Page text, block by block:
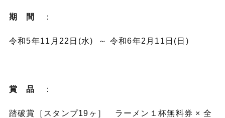
期 間 ：
令和5年11月22日(水) ～ 令和6年2月11日(日)
賞 品 ：
踏破賞［スタンプ19ヶ］ ラーメン１杯無料券 × 全